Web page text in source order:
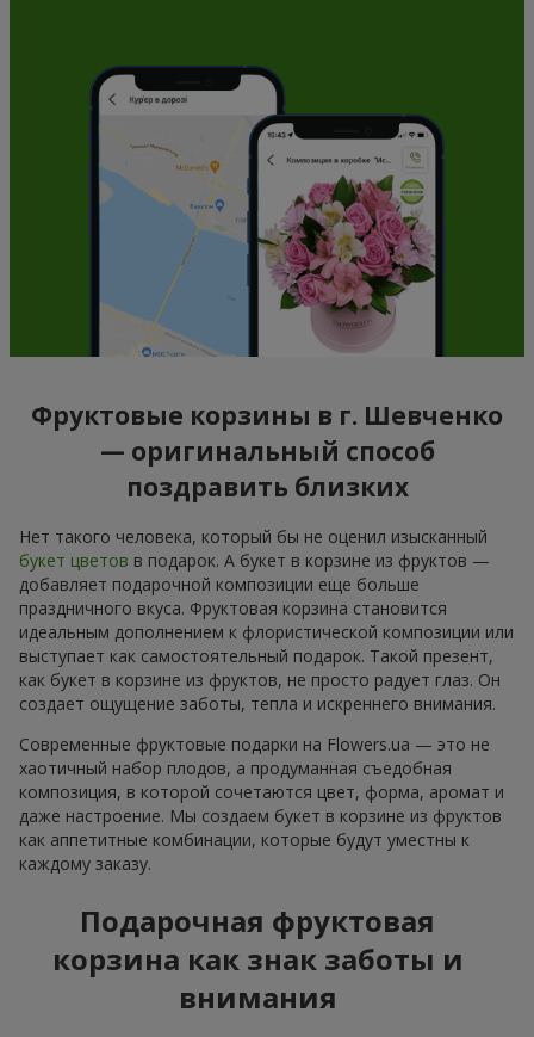
Фруктовые корзины в г. Шевченко
— оригинальный способ
поздравить близких
Нет такого человека, который бы не оценил изысканный
букет цветов в подарок. А букет в корзине из фруктов —
добавляет подарочной композиции еще больше
праздничного вкуса. Фруктовая корзина становится
идеальным дополнением к флористической композиции или
выступает как самостоятельный подарок. Такой презент,
как букет в корзине из фруктов, не просто радует глаз. Он
создает ощущение заботы, тепла и искреннего внимания.
Современные фруктовые подарки на Flowers.ua — это не
хаотичный набор плодов, а продуманная съедобная
композиция, в которой сочетаются цвет, форма, аромат и
даже настроение. Мы создаем букет в корзине из фруктов
как аппетитные комбинации, которые будут уместны к
каждому заказу.
Подарочная фруктовая
корзина как знак заботы и
внимания